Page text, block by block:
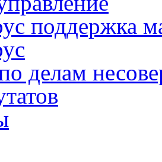
поддержка
делам